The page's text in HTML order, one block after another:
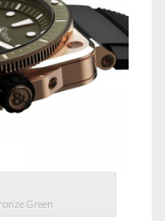
Green